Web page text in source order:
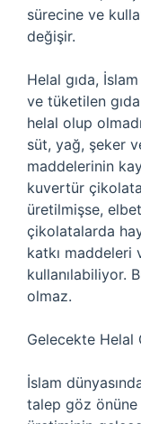
sürecine ve
değişir.
Helal gıda,
ve tüketilen
helal olup
süt, yağ, şeker
maddelerinin
kuvertür
üretilmişse,
çikolatalarda
katkı maddeleri
kullanılabiliyor.
olmaz.
Gelecekte Helal
İslam
talep göz önüne